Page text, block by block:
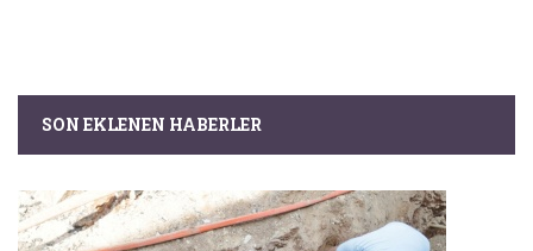
SON EKLENEN HABERLER